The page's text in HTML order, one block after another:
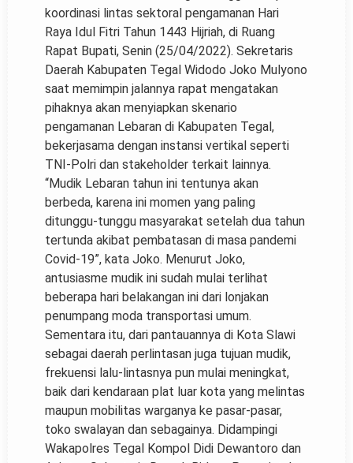
koordinasi lintas sektoral pengamanan Hari
Raya Idul Fitri Tahun 1443 Hijriah, di Ruang
Rapat Bupati, Senin (25/04/2022). Sekretaris
Daerah Kabupaten Tegal Widodo Joko Mulyono
saat memimpin jalannya rapat mengatakan
pihaknya akan menyiapkan skenario
pengamanan Lebaran di Kabupaten Tegal,
bekerjasama dengan instansi vertikal seperti
TNI-Polri dan stakeholder terkait lainnya.
“Mudik Lebaran tahun ini tentunya akan
berbeda, karena ini momen yang paling
ditunggu-tunggu masyarakat setelah dua tahun
tertunda akibat pembatasan di masa pandemi
Covid-19”, kata Joko. Menurut Joko,
antusiasme mudik ini sudah mulai terlihat
beberapa hari belakangan ini dari lonjakan
penumpang moda transportasi umum.
Sementara itu, dari pantauannya di Kota Slawi
sebagai daerah perlintasan juga tujuan mudik,
frekuensi lalu-lintasnya pun mulai meningkat,
baik dari kendaraan plat luar kota yang melintas
maupun mobilitas warganya ke pasar-pasar,
toko swalayan dan sebagainya. Didampingi
Wakapolres Tegal Kompol Didi Dewantoro dan